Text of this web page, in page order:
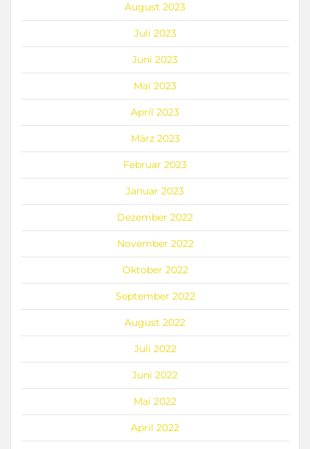
August 2023
Juli 2023
Juni 2023
Mai 2023
April 2023
März 2023
Februar 2023
Januar 2023
Dezember 2022
November 2022
Oktober 2022
September 2022
August 2022
Juli 2022
Juni 2022
Mai 2022
April 2022